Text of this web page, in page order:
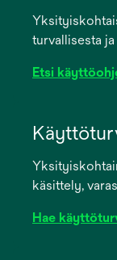
turvallisesta
Etsi
new
käsittely,
Hae